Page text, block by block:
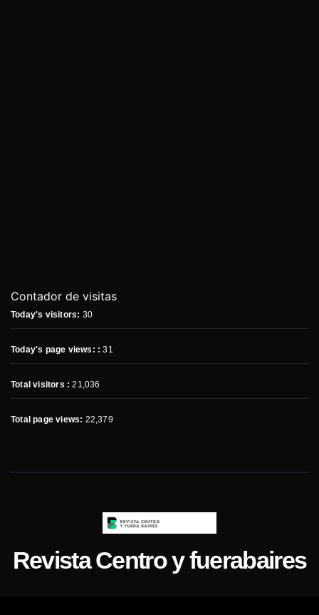
Contador de visitas
Today's visitors: 30
Today's page views: :31
Total visitors :21,036
Total page views: 22,379
Revista Centro y fuerabaires